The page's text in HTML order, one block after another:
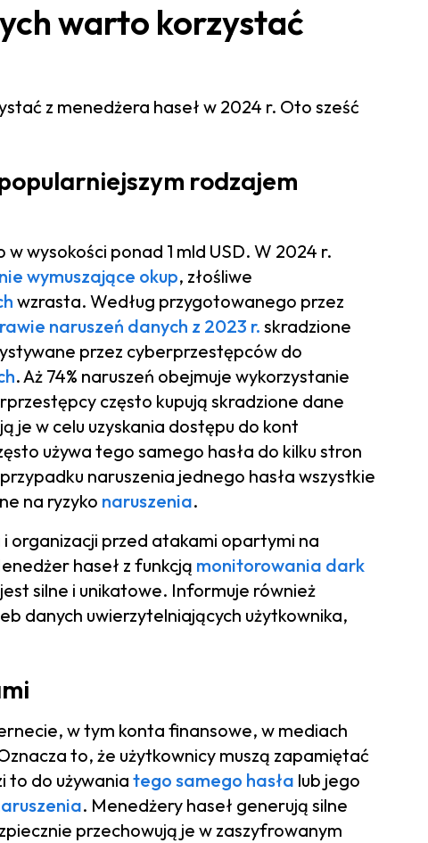
warto korzystać
z menedżera haseł w 2024 r. Oto sześć
rodzajem
wysokości ponad 1 mld USD. W 2024 r.
wymuszające okup, złośliwe
wzrasta. Według przygotowanego przez
naruszeń danych z 2023 r. skradzione
przez cyberprzestępców do
. Aż 74% naruszeń obejmuje wykorzystanie
często kupują skradzione dane
je w celu uzyskania dostępu do kont
używa tego samego hasła do kilku stron
naruszenia jednego hasła wszystkie
na ryzyko naruszenia.
organizacji przed atakami opartymi na
haseł z funkcją monitorowania dark
silne i unikatowe. Informuje również
danych uwierzytelniających użytkownika,
w tym konta finansowe, w mediach
to, że użytkownicy muszą zapamiętać
to do używania tego samego hasła lub jego
. Menedżery haseł generują silne
przechowują je w zaszyfrowanym